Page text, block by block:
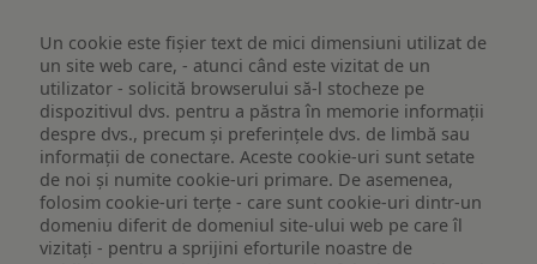
Un cookie este fişier text de mici dimensiuni utilizat de
un site web care, - atunci când este vizitat de un
utilizator - solicită browserului să-l stocheze pe
dispozitivul dvs. pentru a păstra în memorie informații
despre dvs., precum și preferințele dvs. de limbă sau
informații de conectare. Aceste cookie-uri sunt setate
de noi și numite cookie-uri primare. De asemenea,
folosim cookie-uri terțe - care sunt cookie-uri dintr-un
domeniu diferit de domeniul site-ului web pe care îl
vizitați - pentru a sprijini eforturile noastre de